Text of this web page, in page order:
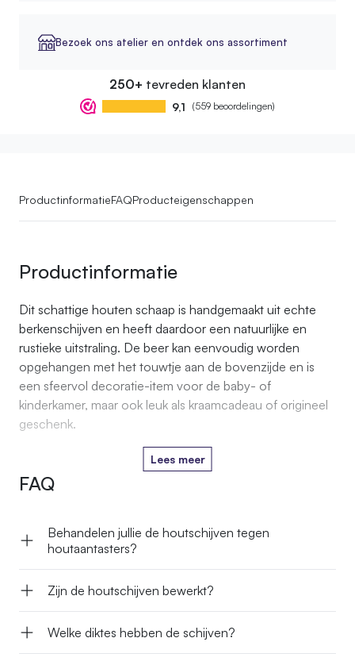
Bezoek ons atelier en ontdek ons assortiment
250+ tevreden klanten
9,1 (559 beoordelingen)
ProductinformatieFAQProducteigenschappen
Productinformatie
Dit schattige houten schaap is handgemaakt uit echte
berkenschijven en heeft daardoor een natuurlijke en
rustieke uitstraling. De beer kan eenvoudig worden
opgehangen met het touwtje aan de bovenzijde en is
een sfeervol decoratie-item voor de baby- of
kinderkamer, maar ook leuk als kraamcadeau of origineel
geschenk.
Lees meer
FAQ
Behandelen jullie de houtschijven tegen
houtaantasters?
Zijn de houtschijven bewerkt?
Welke diktes hebben de schijven?